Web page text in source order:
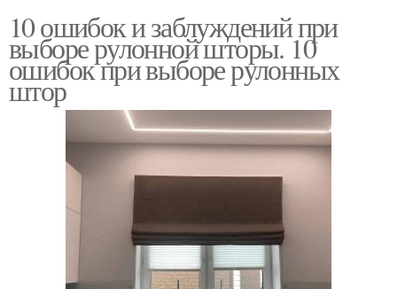
10 ошибок и заблуждений при
выборе рулонной шторы. 10
ошибок при выборе рулонных
штор